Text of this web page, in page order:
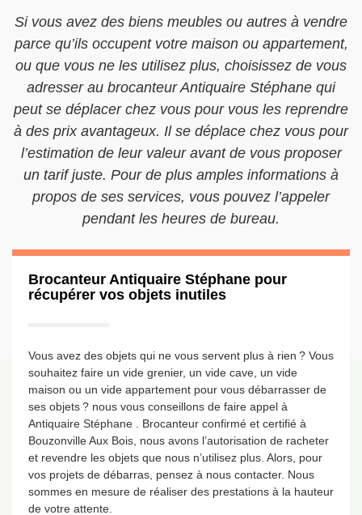
Si vous avez des biens meubles ou autres à vendre
parce qu’ils occupent votre maison ou appartement,
ou que vous ne les utilisez plus, choisissez de vous
adresser au brocanteur Antiquaire Stéphane qui
peut se déplacer chez vous pour vous les reprendre
à des prix avantageux. Il se déplace chez vous pour
l’estimation de leur valeur avant de vous proposer
un tarif juste. Pour de plus amples informations à
propos de ses services, vous pouvez l’appeler
pendant les heures de bureau.
Brocanteur Antiquaire Stéphane pour
récupérer vos objets inutiles
Vous avez des objets qui ne vous servent plus à rien ? Vous
souhaitez faire un vide grenier, un vide cave, un vide
maison ou un vide appartement pour vous débarrasser de
ses objets ? nous vous conseillons de faire appel à
Antiquaire Stéphane . Brocanteur confirmé et certifié à
Bouzonville Aux Bois, nous avons l’autorisation de racheter
et revendre les objets que nous n’utilisez plus. Alors, pour
vos projets de débarras, pensez à nous contacter. Nous
sommes en mesure de réaliser des prestations à la hauteur
de votre attente.